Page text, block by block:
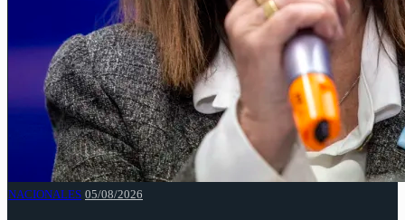
NACIONALES 05/08/2026